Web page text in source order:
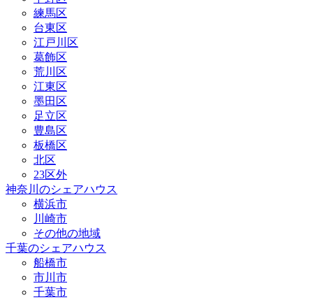
練馬区
台東区
江戸川区
葛飾区
荒川区
江東区
墨田区
足立区
豊島区
板橋区
北区
23区外
神奈川のシェアハウス
横浜市
川崎市
その他の地域
千葉のシェアハウス
船橋市
市川市
千葉市